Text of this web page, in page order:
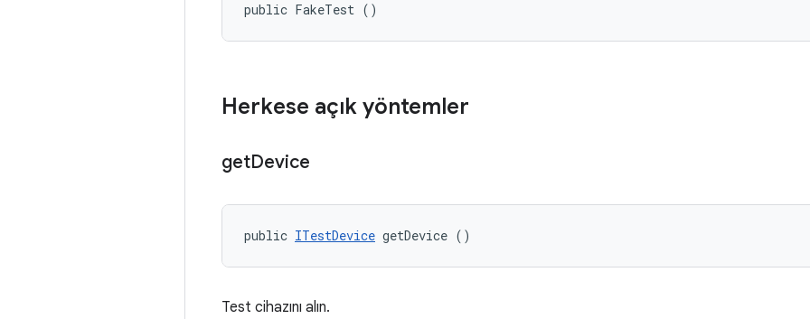
public FakeTest ()
Herkese açık yöntemler
getDevice
public ITestDevice getDevice ()
Test cihazını alın.